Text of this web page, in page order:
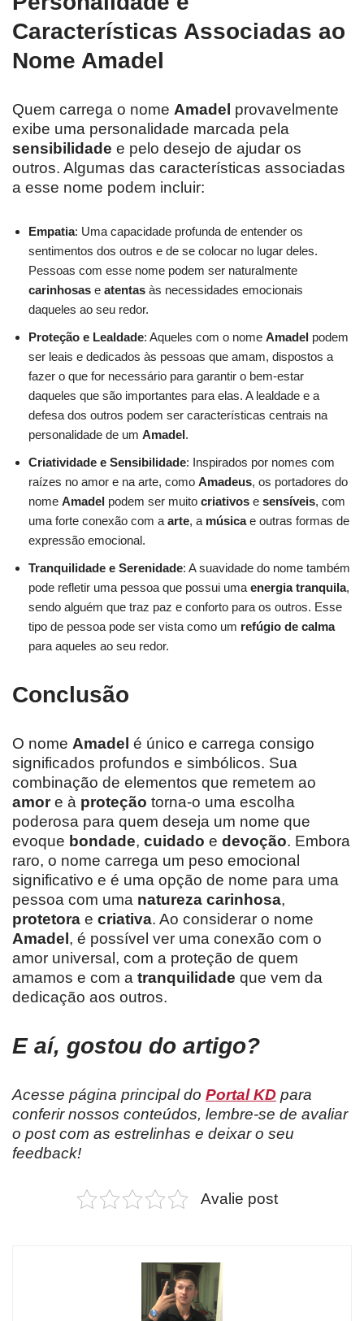
Características Associadas ao
Nome Amadel
Quem carrega o nome Amadel provavelmente
exibe uma personalidade marcada pela
sensibilidade e pelo desejo de ajudar os
outros. Algumas das características associadas
a esse nome podem incluir:
Empatia: Uma capacidade profunda de entender os
sentimentos dos outros e de se colocar no lugar deles.
Pessoas com esse nome podem ser naturalmente
carinhosas e atentas às necessidades emocionais
daqueles ao seu redor.
Proteção e Lealdade: Aqueles com o nome Amadel podem
ser leais e dedicados às pessoas que amam, dispostos a
fazer o que for necessário para garantir o bem-estar
daqueles que são importantes para elas. A lealdade e a
defesa dos outros podem ser características centrais na
personalidade de um Amadel.
Criatividade e Sensibilidade: Inspirados por nomes com
raízes no amor e na arte, como Amadeus, os portadores do
nome Amadel podem ser muito criativos e sensíveis, com
uma forte conexão com a arte, a músicae outras formas de
expressão emocional.
Tranquilidade e Serenidade: A suavidade do nome também
pode refletir uma pessoa que possui uma energia tranquila,
sendo alguém que traz paz e conforto para os outros. Esse
tipo de pessoa pode ser vista como um refúgio de calma
para aqueles ao seu redor.
Conclusão
O nome Amadel é único e carrega consigo
significados profundos e simbólicos. Sua
combinação de elementos que remetem ao
amore à proteção torna-o uma escolha
poderosa para quem deseja um nome que
evoque bondade, cuidado e devoção. Embora
raro, o nome carrega um peso emocional
significativo e é uma opção de nome para uma
pessoa com uma natureza carinhosa,
protetora e criativa. Ao considerar o nome
Amadel , é possível ver uma conexão com o
amor universal, com a proteção de quem
amamos e com a tranquilidade que vem da
dedicação aos outros.
E aí, gostou do artigo?
Acesse página principal do Portal KD para
conferir nossos conteúdos, lembre-se de avaliar
o post com as estrelinhas e deixar o seu
feedback!
Avalie post